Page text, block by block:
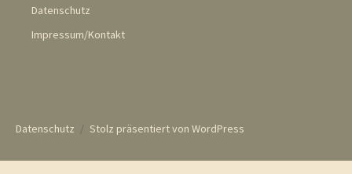
Datenschutz
Impressum/Kontakt
Datenschutz Stolz präsentiert von WordPress